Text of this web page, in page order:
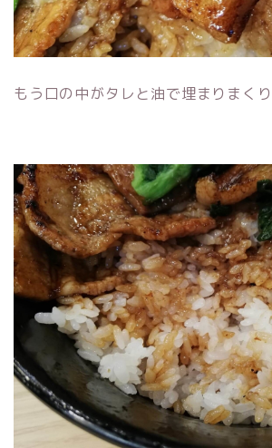
もう口の中がタレと油で埋まりまくり